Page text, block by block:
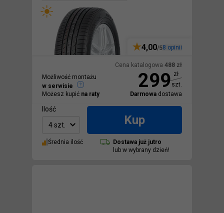
Cena katalogowa 488 zł
299 zł
szt.
Darmowa dostawa
4,00/58 opinii
Możliwość montażu
w serwisie
Możesz kupić na raty
Ilość
4 szt.
Kup
Średnia ilość Dostawa już jutro
lub w wybrany dzień!